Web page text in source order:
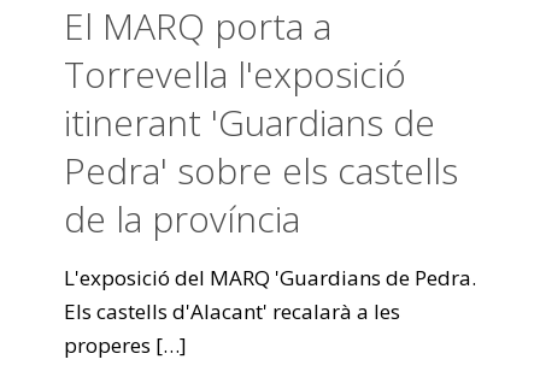
El MARQ porta a
Torrevella l'exposició
itinerant 'Guardians de
Pedra' sobre els castells
de la província
L'exposició del MARQ 'Guardians de Pedra.
Els castells d'Alacant' recalarà a les
properes […]